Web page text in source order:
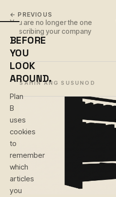
← PREVIOUS
You are no longer the one
describing your company
BASAHIN ANG SUSUNOD
BEFORE
YOU
LOOK
AROUND.
Plan
B
uses
cookies
to
remember
which
articles
you